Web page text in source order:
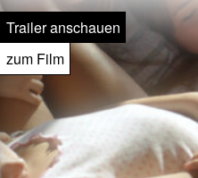
Trailer anschauen
zum Film